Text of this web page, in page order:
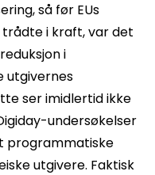
så før EUs
i kraft, var det
i
utgivernes
ser imidlertid ikke
undersøkelser
programmatiske
utgivere. Faktisk